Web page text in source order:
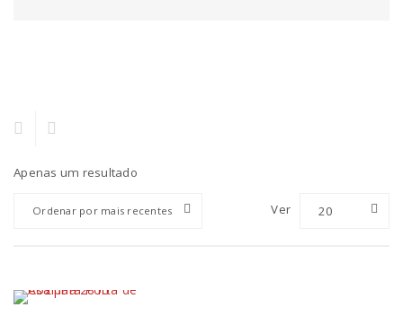
Apenas um resultado
Ordenar por mais recentes Ver 20